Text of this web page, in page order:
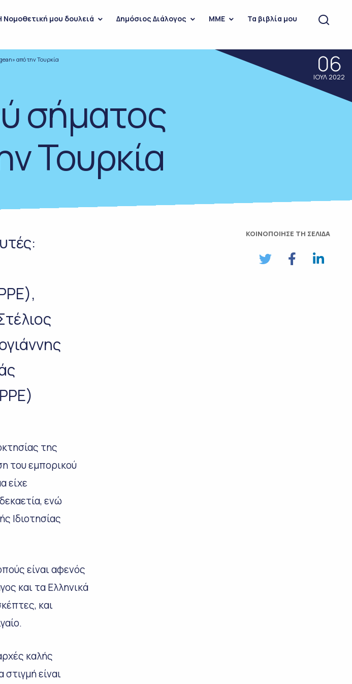
Νομοθετική μου δουλειά Δημόσιος Διάλογος ΜΜΕ Τα βιβλία μου
από την Τουρκία
σήματος
Τουρκία
06
ΙΟΥΛ 2022
της
του εμπορικού
είχε
ενώ
Ιδιοτησίας
είναι αφενός
και τα Ελληνικά
και
καλής
είναι
ΚΟΙΝΟΠΟΙΗΣΕ ΤΗ ΣΕΛΙΔΑ